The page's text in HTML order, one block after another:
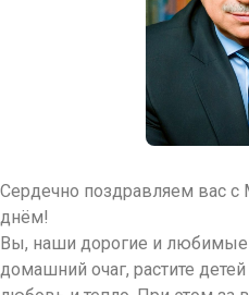
Сердечно поздравляем вас
днём!
Вы, наши дорогие и
домашний очаг, растите